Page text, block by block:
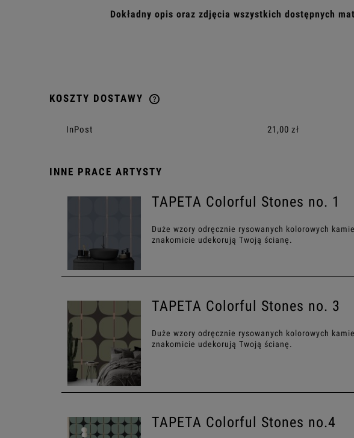
Dokładny opis oraz zdjęcia wszystkich dostępnych
KOSZTY DOSTAWY
CENA NIE ZAWIERA EWENTUALNYCH
InPost 21,00 zł
INNE PRACE ARTYSTY
TAPETA Colorful Stones no. 1
Duże wzory odręcznie rysowanych kolorowych
znakomicie udekorują Twoją ścianę.
TAPETA Colorful Stones no. 3
Duże wzory odręcznie rysowanych kolorowych
znakomicie udekorują Twoją ścianę.
TAPETA Colorful Stones no.4